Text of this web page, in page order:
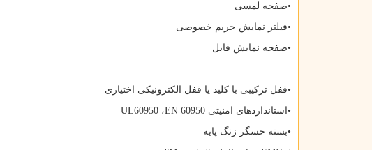
•صفحه لمسی
•فیلتر نمایش حریم خصوصی
•صفحه نمایش قابل
•قفل ترکیبی با کلید یا قفل الکترونیکی اختیاری
•استانداردهای امنیتی EN 60950، UL60950
•بسته حسگر زنگ پایه